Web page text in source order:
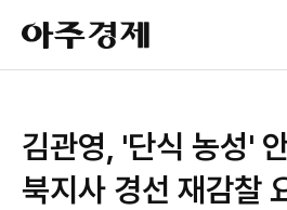
아
주
경
김관영, '단식 농성'
북지사 경선 재감찰